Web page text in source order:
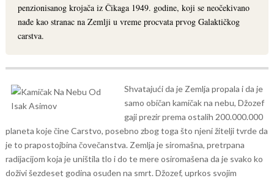
penzionisanog krojača iz Čikaga 1949. godine, koji se neočekivano
nađe kao stranac na Zemlji u vreme procvata prvog Galaktičkog
carstva.
Shvatajući da je Zemlja propala i da je
samo običan kamičak na nebu, Džozef
gaji prezir prema ostalih 200.000.000
planeta koje čine Carstvo, posebno zbog toga što njeni žitelji tvrde da
je to prapostojbina čovečanstva. Zemlja je siromašna, pretrpana
radijacijom koja je uništila tlo i do te mere osiromašena da je svako ko
doživi šezdeset godina osuđen na smrt. Džozef, uprkos svojim